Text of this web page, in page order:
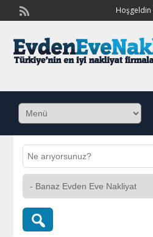
Hoşgeldin